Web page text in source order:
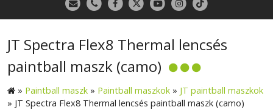
JT Spectra Flex8 Thermal lencsés
paintball maszk (camo)
» Paintball maszk » Paintball maszkok » JT paintball maszkok
» JT Spectra Flex8 Thermal lencsés paintball maszk (camo)